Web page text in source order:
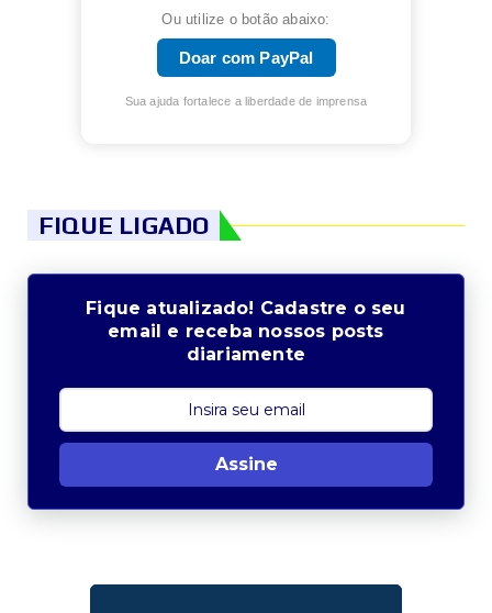
Ou utilize o botão abaixo:
Doar com PayPal
Sua ajuda fortalece a liberdade de imprensa
FIQUE LIGADO
Fique atualizado! Cadastre o seu
email e receba nossos posts
diariamente
Assine